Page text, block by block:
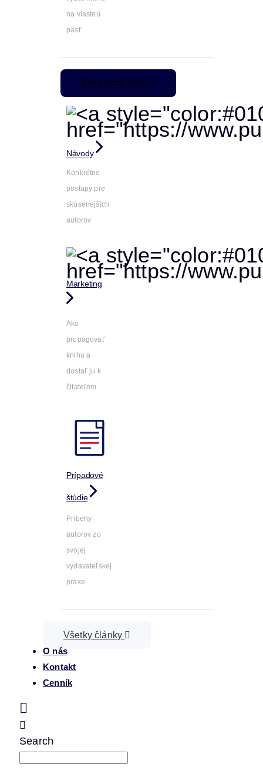
na vlastnú
päsť
Pre pokročilých
Návody
Konkrétne
postupy pre
skúsenejších
autorov
Marketing
Ako
propagovať
knihu a
dostať ju k
čitateľom
Prípadové
štúdie
Príbehy
autorov zo
svojej
vydavateľskej
praxe
Všetky články
O nás
Kontakt
Cenník
Search